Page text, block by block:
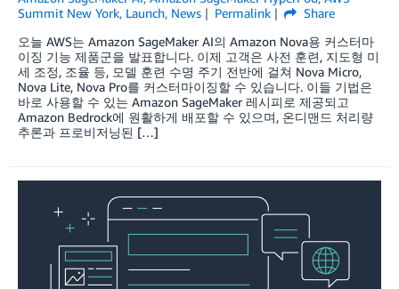
Summit New York, Launch, News Permalink
Share
오늘 AWS는 Amazon SageMaker AI의 Amazon Nova용 커스터마
이징 기능 제품군을 발표합니다. 이제 고객은 사전 훈련, 지도형 미
세 조정, 조율 등, 모델 훈련 수명 주기 전반에 걸쳐 Nova Micro,
Nova Lite, Nova Pro를 커스터마이징할 수 있습니다. 이들 기법은
바로 사용할 수 있는 Amazon SageMaker 레시피로 제공되고
Amazon Bedrock에 원활하게 배포할 수 있으며, 온디맨드 처리량
추론과 프로비저닝된 […]